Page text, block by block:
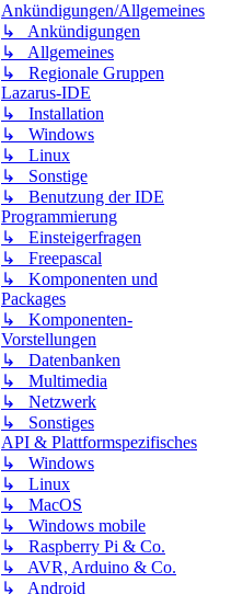
Ankündigungen/Allgemeines
↳ Ankündigungen
↳ Allgemeines
↳ Regionale Gruppen
Lazarus-IDE
↳ Installation
↳ Windows
↳ Linux
↳ Sonstige
↳ Benutzung der IDE
Programmierung
↳ Einsteigerfragen
↳ Freepascal
↳ Komponenten und
Packages
↳ Komponenten-
Vorstellungen
↳ Datenbanken
↳ Multimedia
↳ Netzwerk
↳ Sonstiges
API & Plattformspezifisches
↳ Windows
↳ Linux
↳ MacOS
↳ Windows mobile
↳ Raspberry Pi & Co.
↳ AVR, Arduino & Co.
↳ Android